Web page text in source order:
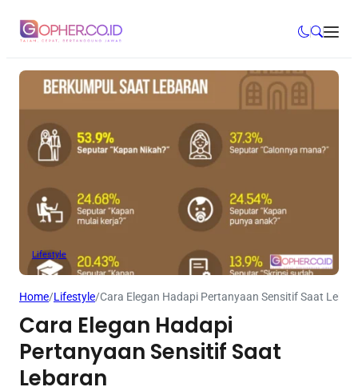
Lifestyle
Home/Lifestyle/Cara Elegan Hadapi Pertanyaan Sensitif Saat
Cara Elegan Hadapi
Pertanyaan Sensitif Saat
Lebaran